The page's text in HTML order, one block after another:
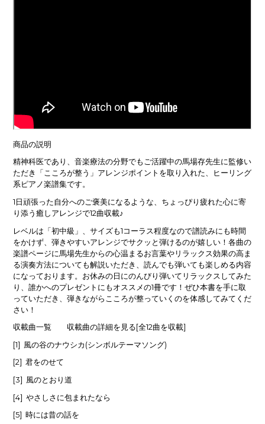
商品の説明
精神科医であり、音楽療法の分野でもご活躍中の馬場存先生に監修い
ただき「こころが整う」アレンジポイントを取り入れた、ヒーリング
系ピアノ楽譜集です。
1 日頑張った自分へのご褒美になるような、ちょっぴり疲れた心に寄
り添う癒しアレンジで12曲収載♪
レベルは「初中級」、サイズも1 コーラス程度なので譜読みにも時間
をかけず、弾きやすいアレンジでサクッと弾けるのが嬉しい！各曲の
楽譜ページに馬場先生からの心温まるお言葉やリラックス効果の高ま
る演奏方法についても解説いただき、読んでも弾いても楽しめる内容
になっております。お休みの日にのんびり弾いてリラックスしてみた
り、誰かへのプレゼントにもオススメの1冊です！ぜひ本書を手に取
っていただき、弾きながらこころが整っていくのを体感してみてくだ
さい！
収載曲一覧 収載曲の詳細を見る[全12曲を収載]
[1] 風の谷のナウシカ (シンボルテーマソング)
[2] 君をのせて
[3] 風のとおり道
[4] やさしさに包まれたなら
[5] 時には昔の話を